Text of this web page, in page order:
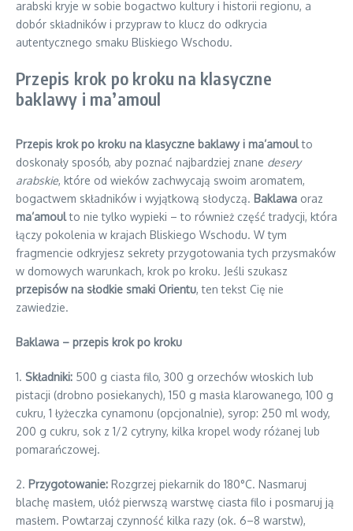
arabski kryje w sobie bogactwo kultury i historii regionu, a
dobór składników i przypraw to klucz do odkrycia
autentycznego smaku Bliskiego Wschodu.
Przepis krok po kroku na klasyczne
baklawy i ma’amoul
Przepis krok po kroku na klasyczne baklawy i ma’amoulto
doskonały sposób, aby poznać najbardziej znane desery
arabskie, które od wieków zachwycają swoim aromatem,
bogactwem składników i wyjątkową słodyczą. Baklawa oraz
ma’amoulto nie tylko wypieki – to również część tradycji, która
łączy pokolenia w krajach Bliskiego Wschodu. W tym
fragmencie odkryjesz sekrety przygotowania tych przysmaków
w domowych warunkach, krok po kroku. Jeśli szukasz
przepisów na słodkie smaki Orientu, ten tekst Cię nie
zawiedzie.
Baklawa – przepis krok po kroku
1. Składniki: 500 g ciasta filo, 300 g orzechów włoskich lub
pistacji (drobno posiekanych), 150 g masła klarowanego, 100 g
cukru, 1 łyżeczka cynamonu (opcjonalnie), syrop: 250 ml wody,
200 g cukru, sok z 1/2 cytryny, kilka kropel wody różanej lub
pomarańczowej.
2. Przygotowanie: Rozgrzej piekarnik do 180°C. Nasmaruj
blachę masłem, ułóż pierwszą warstwę ciasta filo i posmaruj ją
masłem. Powtarzaj czynność kilka razy (ok. 6–8 warstw),